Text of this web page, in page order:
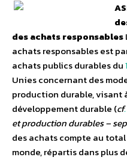
des achats responsables
achats responsablesest
achats publics durables du
Uniesconcernant des
production durable, visant
développement durable (cf
et production durables –
des achats compte au
monde, répartis dans plus